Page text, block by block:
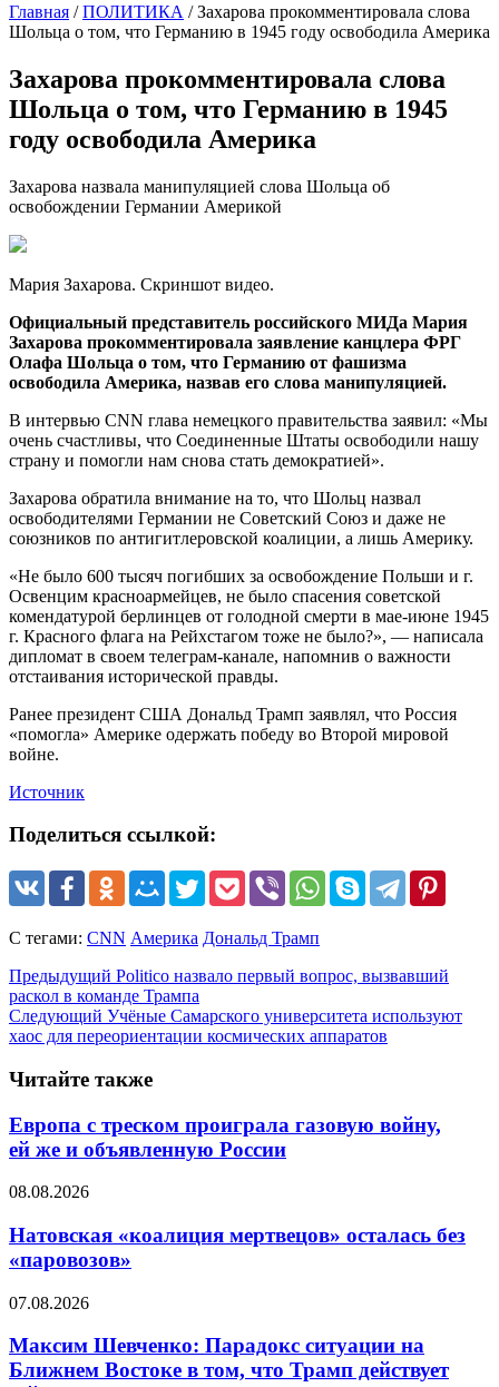
Главная /ПОЛИТИКА /Захарова прокомментировала слова
Шольца о том, что Германию в 1945 году освободила Америка
Захарова прокомментировала слова
Шольца о том, что Германию в 1945
году освободила Америка
Захарова назвала манипуляцией слова Шольца об
освобождении Германии Америкой
Мария Захарова. Скриншот видео.
Официальный представитель российского МИДа Мария
Захарова прокомментировала заявление канцлера ФРГ
Олафа Шольца о том, что Германию от фашизма
освободила Америка, назвав его слова манипуляцией.
В интервью CNN глава немецкого правительства заявил: «Мы
очень счастливы, что Соединенные Штаты освободили нашу
страну и помогли нам снова стать демократией».
Захарова обратила внимание на то, что Шольц назвал
освободителями Германии не Советский Союз и даже не
союзников по антигитлеровской коалиции, а лишь Америку.
«Не было 600 тысяч погибших за освобождение Польши и г.
Освенцим красноармейцев, не было спасения советской
комендатурой берлинцев от голодной смерти в мае-июне 1945
г. Красного флага на Рейхстагом тоже не было?», — написала
дипломат в своем телеграм-канале, напомнив о важности
отстаивания исторической правды.
Ранее президент США Дональд Трамп заявлял, что Россия
«помогла» Америке одержать победу во Второй мировой
войне.
Источник
Поделиться ссылкой:
С тегами: CNN Америка Дональд Трамп
Предыдущий Politico назвало первый вопрос, вызвавший
раскол в команде Трампа
Следующий Учёные Самарского университета используют
хаос для переориентации космических аппаратов
Читайте также
Европа с треском проиграла газовую войну,
ей же и объявленную России
08.08.2026
Натовская «коалиция мертвецов» осталась без
«паровозов»
07.08.2026
Максим Шевченко: Парадокс ситуации на
Ближнем Востоке в том, что Трамп действует